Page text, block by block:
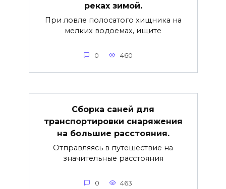
реках зимой.
При ловле полосатого хищника на
мелких водоемах, ищите
0 460
Сборка саней для
транспортировки снаряжения
на большие расстояния.
Отправляясь в путешествие на
значительные расстояния
0 463